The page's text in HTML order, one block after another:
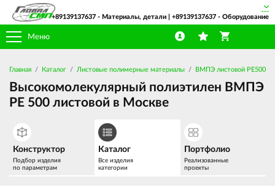
Меню
+89139137637 - Материалы, детали | +89139137637 - Оборудование
Главная Каталог Листовые полимерные материалы ВМПЭ листовой PE500
Высокомолекулярный полиэтилен ВМПЭ
PE 500 листовой в Москве
Конструктор
Подбор изделия
по параметрам
Каталог
Все изделия
категории
Портфолио
Реализованные
проекты